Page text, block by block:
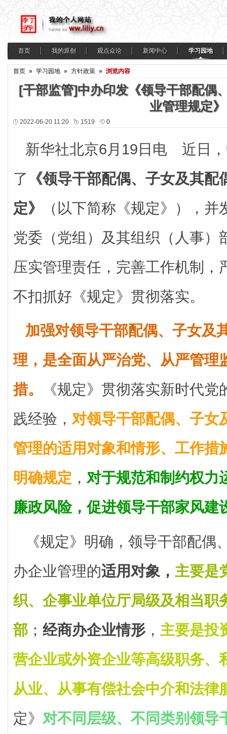
首页 我的原创 观点众论 新闻中心 学习园地
首页 » 学习园地 » 方针政策 » 浏览内容
[干部监管]中办印发《领导干部配偶
业管理规定》
2022-06-20 11:20 1519 0
新华社北京6月19日电 近日
了
《领导干部配偶、子女及其
定》
（以下简称《规定》），
党委（党组）及其组织（人事）
压实管理责任，完善工作机制，
不扣抓好《规定》贯彻落实。
加强对领导干部配偶、子女及
理，是全面从严治党、从严管理
措。
《规定》贯彻落实新时代
践经验， 对领导干部配偶、子女
管理的适用对象和情形、工作措
明确规定 ， 对于规范和制约权力
廉政风险，促进领导干部家风建
《规定》明确，领导干部配偶
办企业管理的适用对象， 主要是
织、企事业单位厅局级及相当职
部 ； 经商办企业情形， 主要是投
营企业或外资企业等高级职务、
从业、从事有偿社会中介和法律
定》 对不同层级、不同类别领导